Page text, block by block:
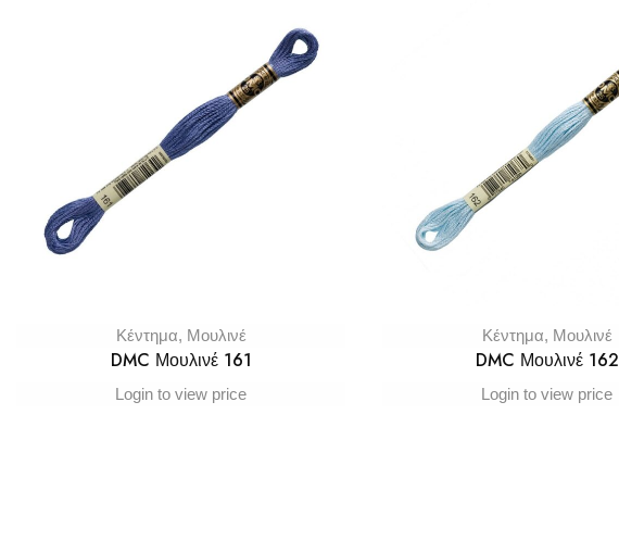
Κέντημα, Μουλινέ
DMC Μουλινέ 161
Login to view price
Κέντημα, Μουλινέ
DMC Μουλινέ 162
Login to view price